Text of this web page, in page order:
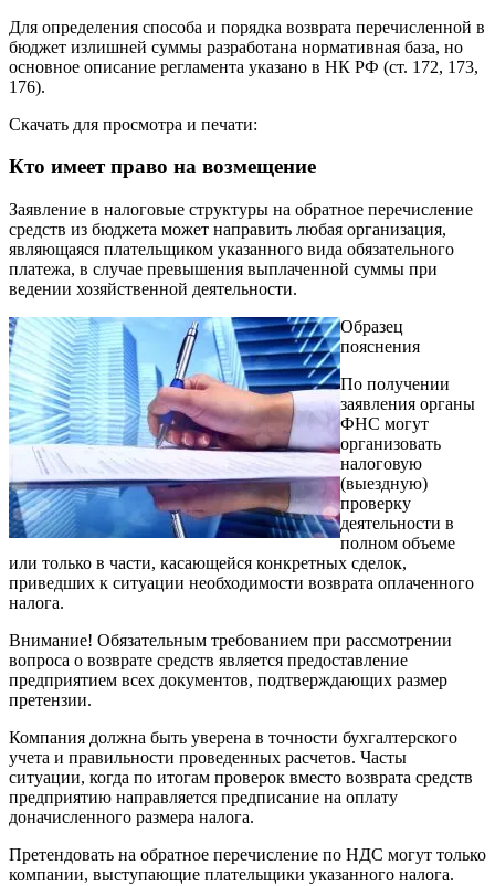
Для определения способа и порядка возврата перечисленной в
бюджет излишней суммы разработана нормативная база, но
основное описание регламента указано в НК РФ (ст. 172, 173,
176).
Скачать для просмотра и печати:
Кто имеет право на возмещение
Заявление в налоговые структуры на обратное перечисление
средств из бюджета может направить любая организация,
являющаяся плательщиком указанного вида обязательного
платежа, в случае превышения выплаченной суммы при
ведении хозяйственной деятельности.
Образец
пояснения
По получении
заявления органы
ФНС могут
организовать
налоговую
(выездную)
проверку
деятельности в
полном объеме
или только в части, касающейся конкретных сделок,
приведших к ситуации необходимости возврата оплаченного
налога.
Внимание! Обязательным требованием при рассмотрении
вопроса о возврате средств является предоставление
предприятием всех документов, подтверждающих размер
претензии.
Компания должна быть уверена в точности бухгалтерского
учета и правильности проведенных расчетов. Часты
ситуации, когда по итогам проверок вместо возврата средств
предприятию направляется предписание на оплату
доначисленного размера налога.
Претендовать на обратное перечисление по НДС могут только
компании, выступающие плательщики указанного налога.